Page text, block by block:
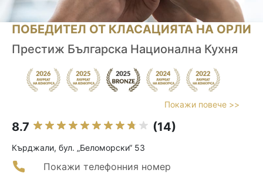
ПОБЕДИТЕЛ ОТ КЛАСАЦИЯТА НА ОРЛИ
Престиж Българска Национална Кухня
Покажи повече >>
8.7 (14)
Кърджали, бул. „Беломорски“ 53
Покажи телефонния номер